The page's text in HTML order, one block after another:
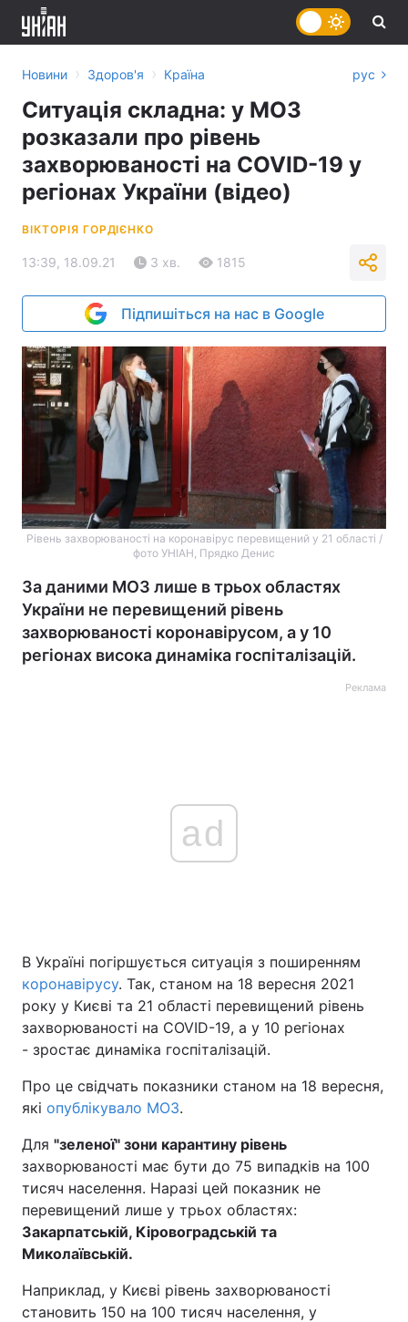
Економіка Світ
Спорт Наука
Техно і зв'язок Лайт
Зброя Інциденти
Здоров'я Туризм
Цікавинки Погода
Екологія Регіони
Лонгріди
Відео з Youtube Статті
Новини › Здоров'я › Країна рус
Ситуація складна: у МОЗ
розказали про рівень
захворюваності на COVID-19 у
регіонах України (відео)
ВІКТОРІЯ ГОРДІЄНКО
13:39, 18.09.21 3 хв. 1815
Підпишіться на нас в Google
Рівень захворюваності на коронавірус перевищений у 21 області /
фото УНІАН, Прядко Денис
За даними МОЗ лише в трьох областях
України не перевищений рівень
захворюваності коронавірусом, а у 10
регіонах висока динаміка госпіталізацій.
Реклама
ad
В Україні погіршується ситуація з поширенням
коронавірусу. Так, станом на 18 вересня 2021
року у Києві та 21 області перевищений рівень
захворюваності на COVID-19, а у 10 регіонах
- зростає динаміка госпіталізацій.
Про це свідчать показники станом на 18 вересня,
які опублікувало МОЗ.
Для "зеленої" зони карантину рівень
захворюваності має бути до 75 випадків на 100
тисяч населення. Наразі цей показник не
перевищений лише у трьох областях:
Закарпатській, Кіровоградській та
Миколаївській.
Наприклад, у Києві рівень захворюваності
становить 150 на 100 тисяч населення, у